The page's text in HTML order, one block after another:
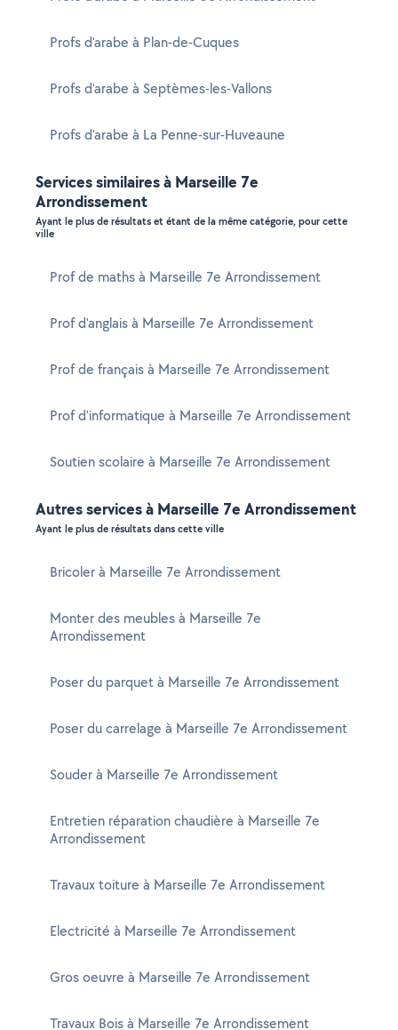
Profs d'arabe à Plan-de-Cuques
Profs d'arabe à Septèmes-les-Vallons
Profs d'arabe à La Penne-sur-Huveaune
Services similaires à Marseille 7e
Arrondissement
Ayant le plus de résultats et étant de la même catégorie, pour cette
ville
Prof de maths à Marseille 7e Arrondissement
Prof d'anglais à Marseille 7e Arrondissement
Prof de français à Marseille 7e Arrondissement
Prof d'informatique à Marseille 7e Arrondissement
Soutien scolaire à Marseille 7e Arrondissement
Autres services à Marseille 7e Arrondissement
Ayant le plus de résultats dans cette ville
Bricoler à Marseille 7e Arrondissement
Monter des meubles à Marseille 7e
Arrondissement
Poser du parquet à Marseille 7e Arrondissement
Poser du carrelage à Marseille 7e Arrondissement
Souder à Marseille 7e Arrondissement
Entretien réparation chaudière à Marseille 7e
Arrondissement
Travaux toiture à Marseille 7e Arrondissement
Electricité à Marseille 7e Arrondissement
Gros oeuvre à Marseille 7e Arrondissement
Travaux Bois à Marseille 7e Arrondissement